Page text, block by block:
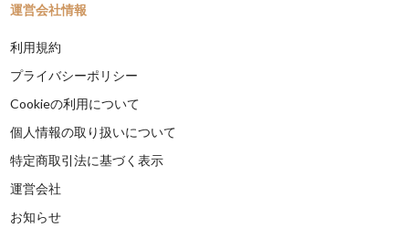
運営会社情報
利用規約
プライバシーポリシー
Cookieの利用について
個人情報の取り扱いについて
特定商取引法に基づく表示
運営会社
お知らせ